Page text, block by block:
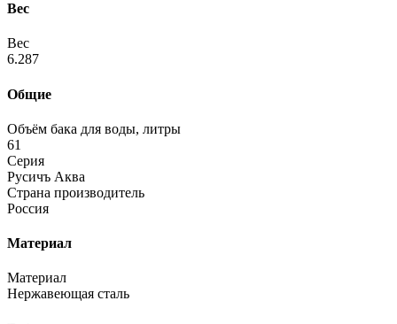
Вес
Вес
6.287
Общие
Объём бака для воды, литры
61
Серия
Русичъ Аква
Страна производитель
Россия
Материал
Материал
Нержавеющая сталь